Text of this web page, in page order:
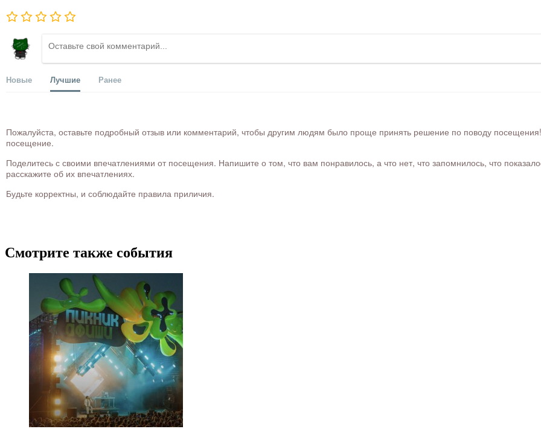
Новые Лучшие Ранее
Пожалуйста, оставьте подробный отзыв или комментарий, чтобы другим людям было проще принять решение по поводу посещения!
посещение.
Поделитесь с своими впечатлениями от посещения. Напишите о том, что вам понравилось, а что нет, что запомнилось, что
расскажите об их впечатлениях.
Будьте корректны, и соблюдайте правила приличия.
Смотрите также события